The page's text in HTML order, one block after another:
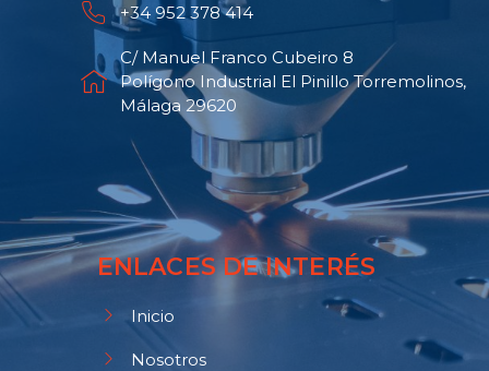
+34 952 378 414
C/ Manuel Franco Cubeiro 8
Polígono Industrial El Pinillo Torremolinos,
Málaga 29620
ENLACES DE INTERÉS
Inicio
Nosotros